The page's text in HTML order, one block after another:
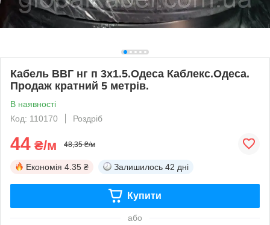
Кабель ВВГ нг п 3х1.5.Одеса Каблекс.Одеса.
Продаж кратний 5 метрів.
В наявності
Код: 110170
Роздріб
44 ₴/м 48,35 ₴/м
Економія 4.35 ₴ Залишилось 42 дні
Купити
або